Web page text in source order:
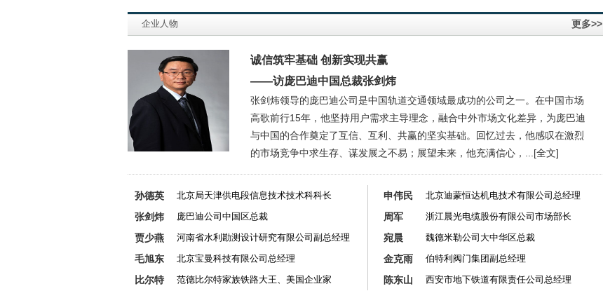
企业人物 更多>>
诚信筑牢基础 创新实现共赢
——访庞巴迪中国总裁张剑炜
张剑炜领导的庞巴迪公司是中国轨道交通领域最成功的公司之一。在中国市场
高歌前行15年，他坚持用户需求主导理念，融合中外市场文化差异，为庞巴迪
与中国的合作奠定了互信、互利、共赢的坚实基础。回忆过去，他感叹在激烈
的市场竞争中求生存、谋发展之不易；展望未来，他充满信心，... [全文]
孙德英 北京局天津供电段信息技术技术科科长
张剑炜 庞巴迪公司中国区总裁
贾少燕 河南省水利勘测设计研究有限公司副总经理
毛旭东 北京宝曼科技有限公司总经理
比尔特 范德比尔特家族铁路大王、美国企业家
申伟民 北京迪蒙恒达机电技术有限公司总经理
周军 浙江晨光电缆股份有限公司市场部长
宛晨 魏德米勒公司大中华区总裁
金克雨 伯特利阀门集团副总经理
陈东山 西安市地下铁道有限责任公司总经理